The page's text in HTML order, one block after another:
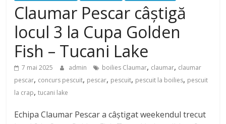
Claumar Pescar câștigă
locul 3 la Cupa Golden
Fish – Tucani Lake
7 mai 2025 admin boilies Claumar, claumar, claumar
pescar, concurs pescuit, pescar, pescuit, pescuit la boilies, pescuit
la crap,tucani lake
Echipa Claumar Pescar a câștigat weekendul trecut